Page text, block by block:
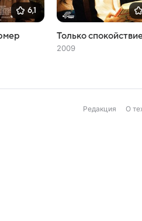
6,1
Только
2009
Редакция О